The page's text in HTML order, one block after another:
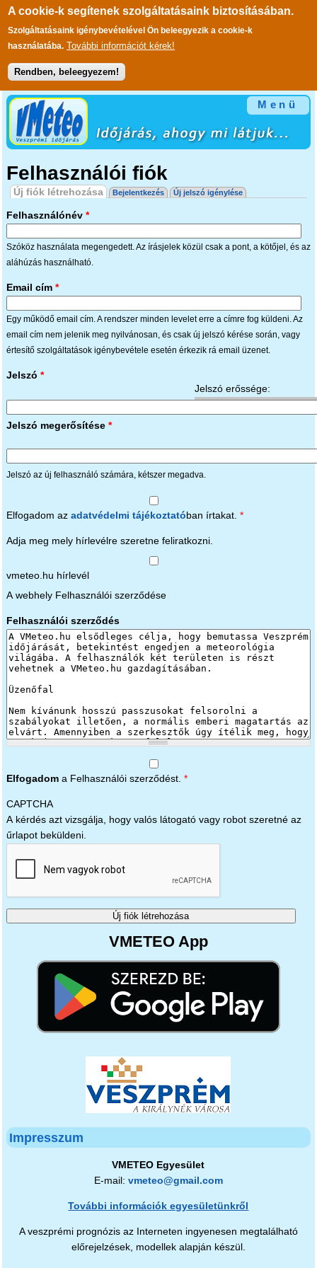
A cookie-k segítenek szolgáltatásaink biztosításában.
Szolgáltatásaink igénybevételével Ön beleegyezik a cookie-k
használatába. További információt kérek!
Rendben, beleegyezem!
Ugrás a tartalomra
Menü
Felhasználói fiók
Elsődleges fülek
Új fiók létrehozása(aktív fül)
Bejelentkezés Új jelszó igénylése
Felhasználónév *
Szóköz használata megengedett. Az írásjelek közül csak a pont, a kötőjel, és az
aláhúzás használható.
Email cím *
Egy működő email cím. A rendszer minden levelet erre a címre fog küldeni. Az
email cím nem jelenik meg nyilvánosan, és csak új jelszó kérése során, vagy
értesítő szolgáltatások igénybevétele esetén érkezik rá email üzenet.
Jelszó erőssége:
Jelszó *
Jelszó megerősítése *
Jelszó az új felhasználó számára, kétszer megadva.
Elfogadom az adatvédelmi tájékoztató ban írtakat. *
Adja meg mely hírlevélre szeretne feliratkozni.
vmeteo.hu hírlevél
A webhely Felhasználói szerződése
Felhasználói szerződés
Elfogadoma Felhasználói szerződést. *
CAPTCHA
A kérdés azt vizsgálja, hogy valós látogató vagy robot szeretné az
űrlapot beküldeni.
VMETEO App
Impresszum
VMETEO Egyesület
E-mail: vmeteo@gmail.com
További információk egyesületünkről
A veszprémi prognózis az Interneten ingyenesen megtalálható
előrejelzések, modellek alapján készül.